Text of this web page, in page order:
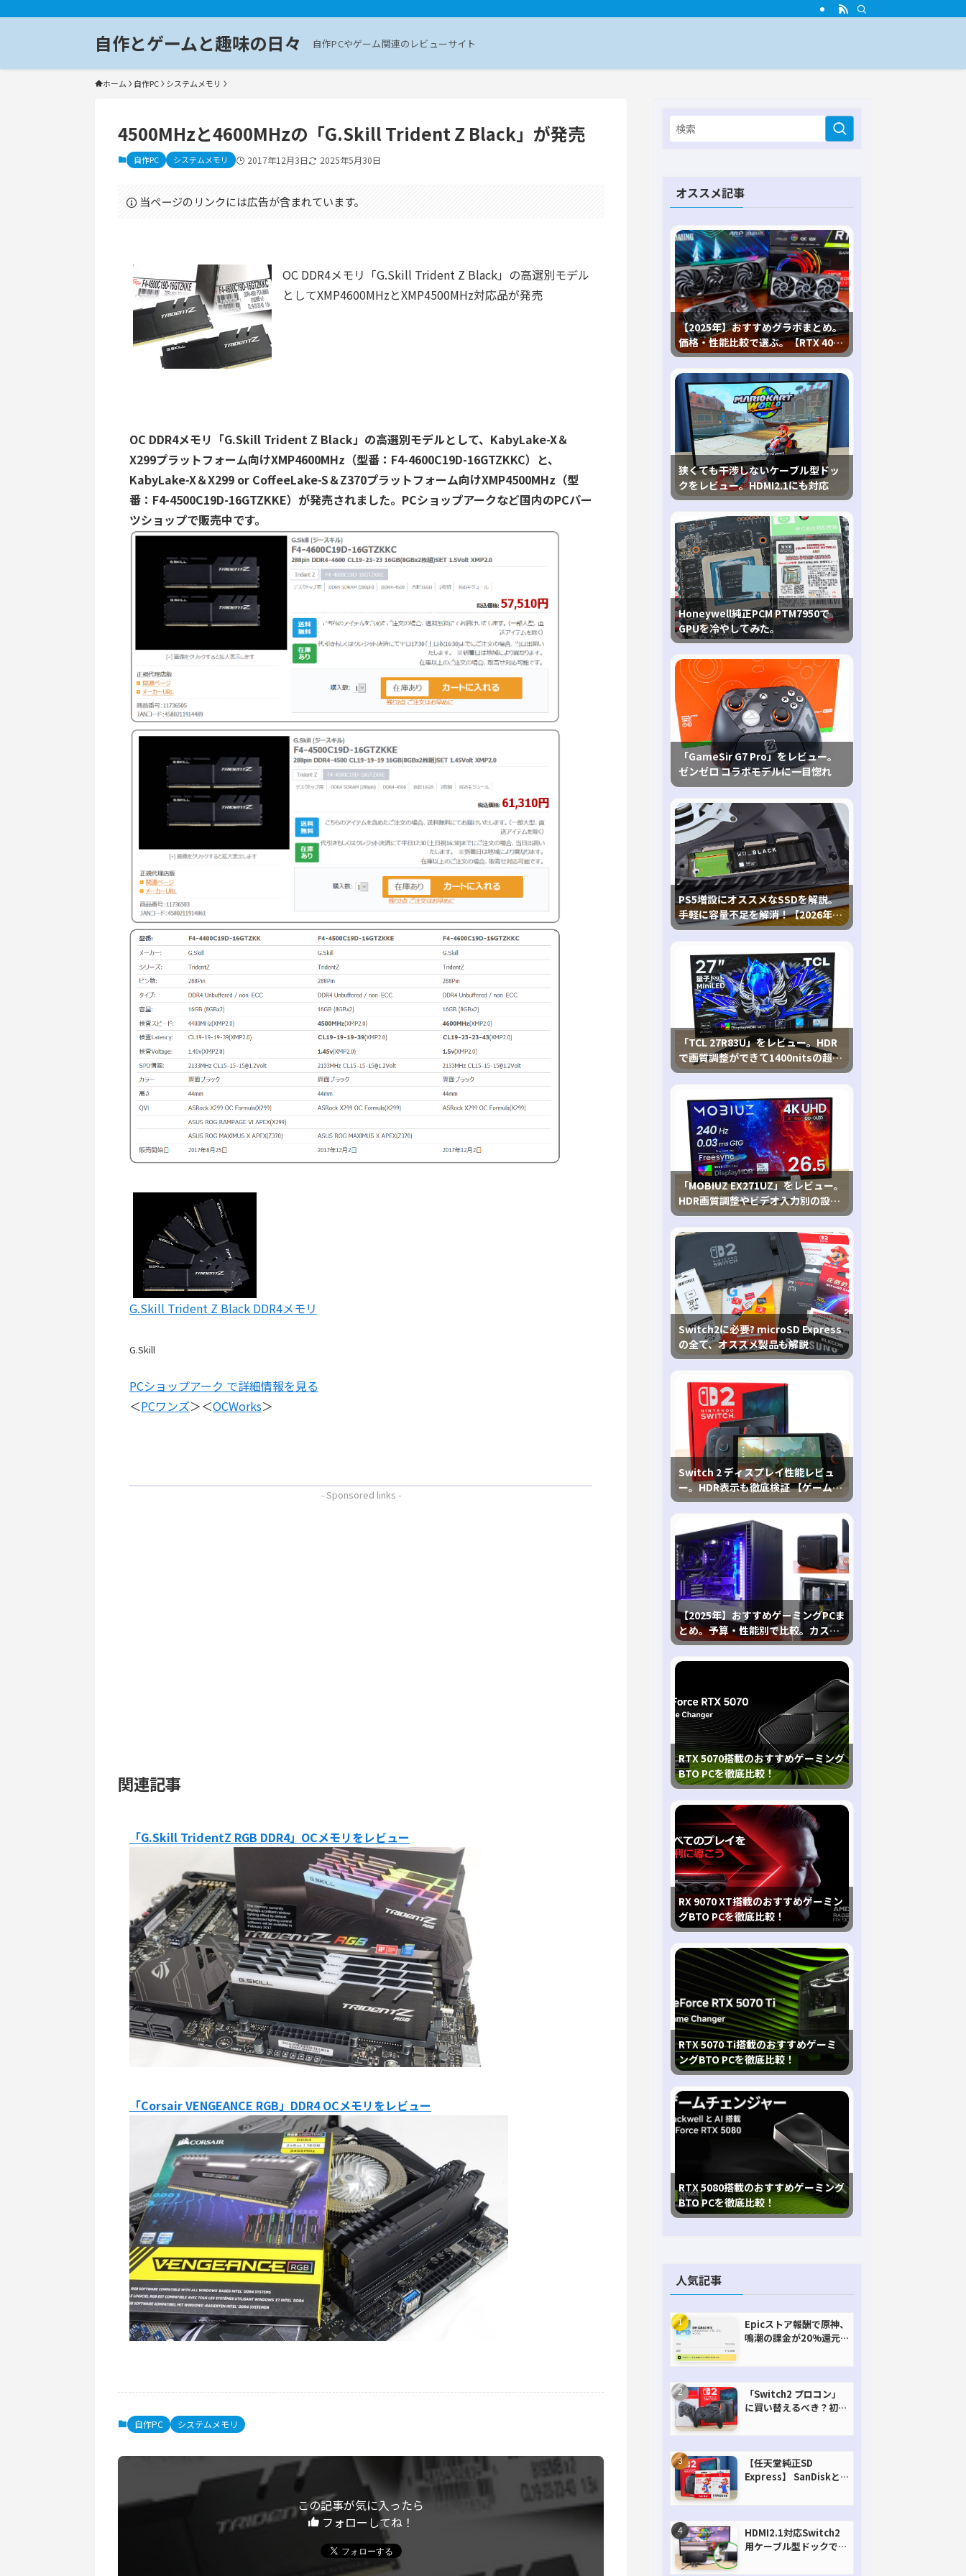
自作とゲームと趣味の日々 自作PCやゲーム関連のレビューサイト
ホーム 自作PC システムメモリ
4500MHzと4600MHzの「G.Skill Trident Z Black」が発売
自作PC システムメモリ 2017年12月3日 2025年5月30日
当ページのリンクには広告が含まれています。
OC DDR4メモリ「G.Skill Trident Z Black」の高選別モデル
としてXMP4600MHzとXMP4500MHz対応品が発売
OC DDR4メモリ「G.Skill Trident Z Black」の高選別モデルとして、KabyLake-X＆
X299プラットフォーム向けXMP4600MHz（型番：F4-4600C19D-16GTZKKC）と、
KabyLake-X＆X299 or CoffeeLake-S＆Z370プラットフォーム向けXMP4500MHz（型
番：F4-4500C19D-16GTZKKE）が発売されました。 PCショップアークなど国内のPCパー
ツショップで販売中です。
G.Skill Trident Z Black DDR4メモリ
G.Skill
PCショップアーク で詳細情報を見る
＜PCワンズ＞＜OCWorks＞
- Sponsored links -
関連記事
「G.Skill TridentZ RGB DDR4」OCメモリをレビュー
「Corsair VENGEANCE RGB」DDR4 OCメモリをレビュー
自作PC システムメモリ
この記事が気に入ったら
フォローしてね！
オススメ記事
【2025年】おすすめグラボまとめ。
価格・性能比較で選ぶ。【RTX 40,
RX 7000各種に対応】
狭くても干渉しないケーブル型ドッ
クをレビュー。HDMI2.1にも対応
Honeywell純正PCM PTM7950で
GPUを冷やしてみた。
「GameSir G7 Pro」をレビュー。
ゼンゼロ コラボモデルに一目惚れ
PS5増設にオススメなSSDを解説。
手軽に容量不足を解消！【2026年最
新、PS5 Proにも対応】
「TCL 27R83U」をレビュー。HDR
で画質調整ができて1400nitsの超高
輝度も発揮！
「MOBIUZ EX271UZ」をレビュー。
HDR画質調整やビデオ入力別の設定
が可能な4K有機ELゲーミングモニタ
を徹底検証
Switch2に必要? microSD Express
の全て、オススメ製品も解説
Switch 2 ディスプレイ性能レビュ
ー。HDR表示も徹底検証 【ゲームに
おけるHDRの未来を切り開く1台！】
【2025年】おすすめゲーミングPCま
とめ。予算・性能別で比較。カスタ
マイズ指南も
RTX 5070搭載のおすすめゲーミング
BTO PCを徹底比較！
RX 9070 XT搭載のおすすめゲーミン
グBTO PCを徹底比較！
RTX 5070 Ti搭載のおすすめゲーミ
ングBTO PCを徹底比較！
RTX 5080搭載のおすすめゲーミング
BTO PCを徹底比較！
人気記事
Epicストア報酬で原神、
鳴潮の課金が20%還元
「Switch2 プロコン」
に買い替えるべき？初代
【任天堂純正SD
Express】 SanDiskと
HDMI2.1対応Switch2
用ケーブル型ドックで省